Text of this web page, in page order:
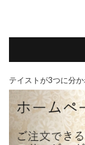
テイストが3つに分